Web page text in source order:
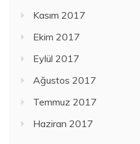
Kasım 2017
Ekim 2017
Eylül 2017
Ağustos 2017
Temmuz 2017
Haziran 2017